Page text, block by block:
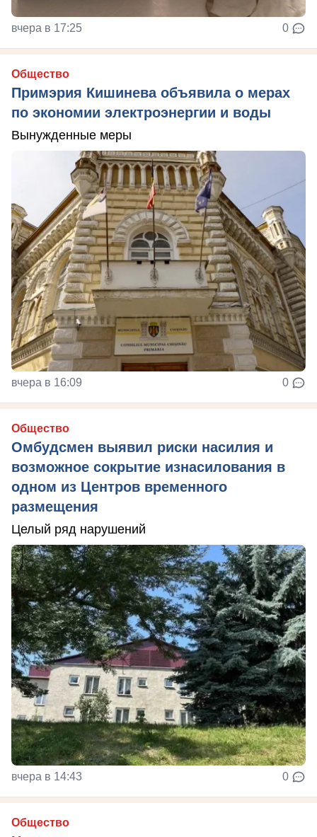
вчера в 17:25 0
Общество
Примэрия Кишинева объявила о мерах
по экономии электроэнергии и воды
Вынужденные меры
вчера в 16:09 0
Общество
Омбудсмен выявил риски насилия и
возможное сокрытие изнасилования в
одном из Центров временного
размещения
Целый ряд нарушений
вчера в 14:43 0
Общество